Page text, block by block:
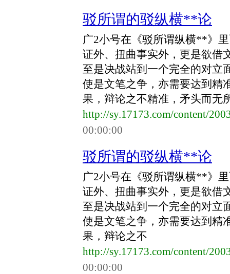
驳所谓的驳纵横**论
广2小号在《驳所谓纵横**》
证外、扭曲事实外，更是欲借
至是决战站到一个完全的对立
使是文笔之争，亦需要达到精
果，辩论之不精准，矛头而无
http://sy.17173.com/content/
00:00:00
驳所谓的驳纵横**论
广2小号在《驳所谓纵横**》
证外、扭曲事实外，更是欲借
至是决战站到一个完全的对立
使是文笔之争，亦需要达到精
果，辩论之不
http://sy.17173.com/content/
00:00:00